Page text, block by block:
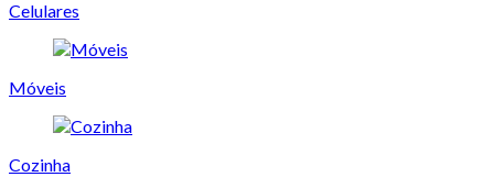
Celulares
Móveis
Cozinha